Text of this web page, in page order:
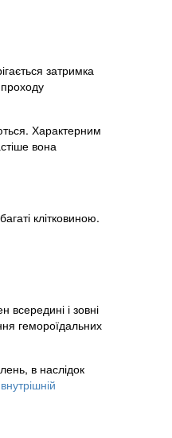
затримка
проходу
Характерним
вона
клітковиною.
і зовні
гемороїдальних
в наслідок
внутрішній